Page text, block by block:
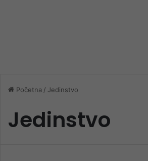
Početna / Jedinstvo
Jedinstvo